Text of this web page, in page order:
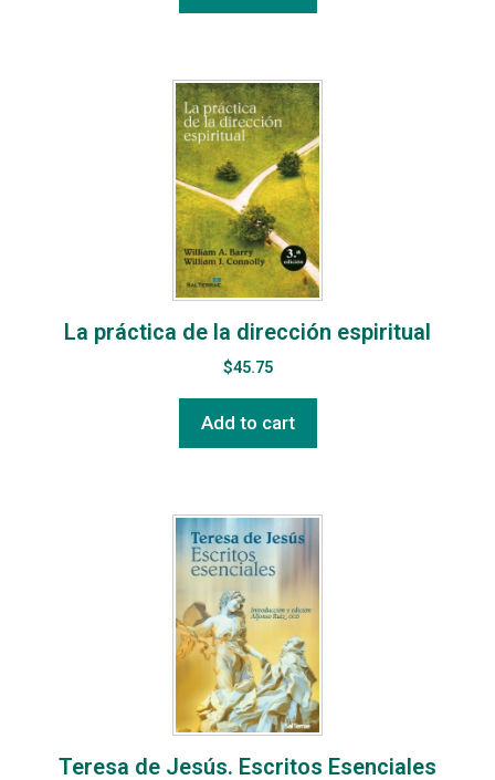
La práctica de la dirección espiritual
$45.75
Add to cart
Teresa de Jesús. Escritos Esenciales